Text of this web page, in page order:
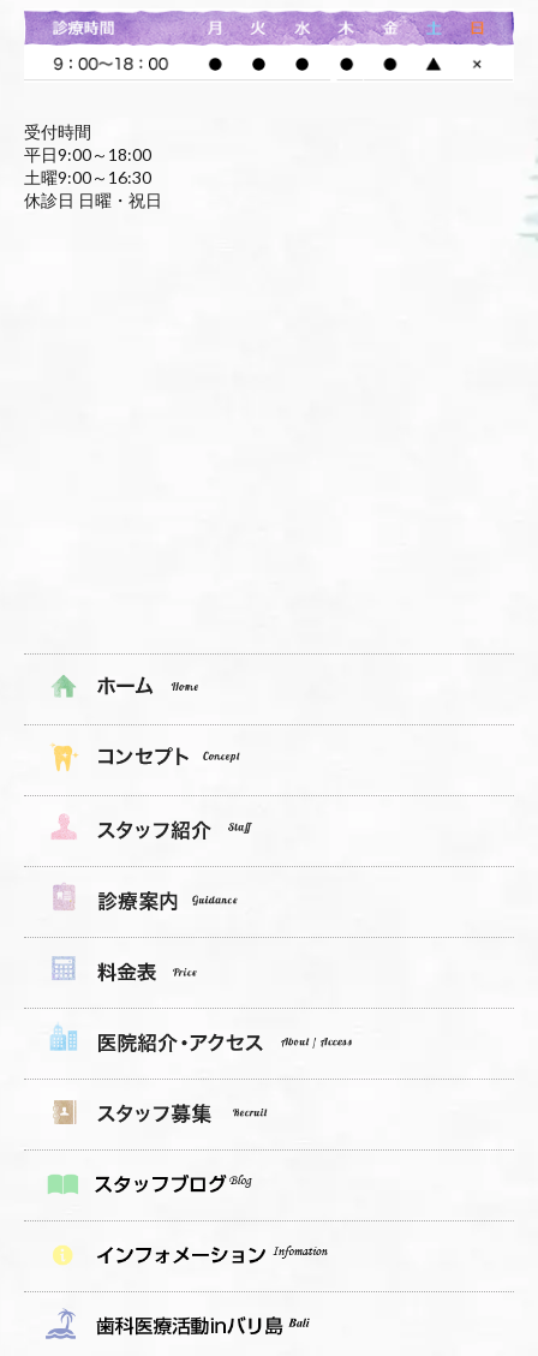
受付時間
平日9:00～18:00
土曜9:00～16:30
休診日 日曜・祝日